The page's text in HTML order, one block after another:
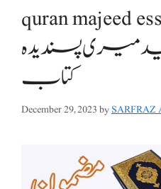
quran majeed
میری پسندیدہ
کتاب
December 29, 2023bySARFRAZ